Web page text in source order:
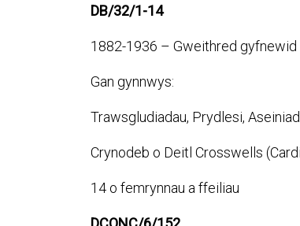
DB/32/1-14
1882-1936 – Gweithred
Gan gynnwys:
Trawsgludiadau, Prydlesi,
Crynodeb o Deitl Crosswells
14 o femrynnau a ffeiliau